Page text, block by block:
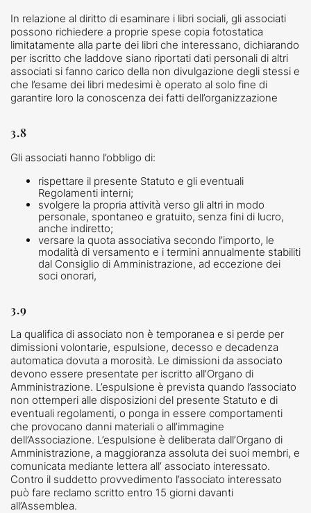
In relazione al diritto di esaminare i libri sociali, gli associati
possono richiedere a proprie spese copia fotostatica
limitatamente alla parte dei libri che interessano, dichiarando
per iscritto che laddove siano riportati dati personali di altri
associati si fanno carico della non divulgazione degli stessi e
che l’esame dei libri medesimi è operato al solo fine di
garantire loro la conoscenza dei fatti dell’organizzazione
3.8
Gli associati hanno l’obbligo di:
rispettare il presente Statuto e gli eventuali
Regolamenti interni;
svolgere la propria attività verso gli altri in modo
personale, spontaneo e gratuito, senza fini di lucro,
anche indiretto;
versare la quota associativa secondo l’importo, le
modalità di versamento e i termini annualmente stabiliti
dal Consiglio di Amministrazione, ad eccezione dei
soci onorari,
3.9
La qualifica di associato non è temporanea e si perde per
dimissioni volontarie, espulsione, decesso e decadenza
automatica dovuta a morosità. Le dimissioni da associato
devono essere presentate per iscritto all’Organo di
Amministrazione. L’espulsione è prevista quando l’associato
non ottemperi alle disposizioni del presente Statuto e di
eventuali regolamenti, o ponga in essere comportamenti
che provocano danni materiali o all’immagine
dell’Associazione. L’espulsione è deliberata dall’Organo di
Amministrazione, a maggioranza assoluta dei suoi membri, e
comunicata mediante lettera all’ associato interessato.
Contro il suddetto provvedimento l’associato interessato
può fare reclamo scritto entro 15 giorni davanti
all’Assemblea.